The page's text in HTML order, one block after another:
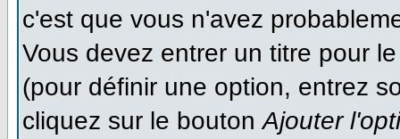
c'est que vous n'avez
Vous devez entrer un titre pour
(pour définir une option, entrez
cliquez sur le boutonAjouter